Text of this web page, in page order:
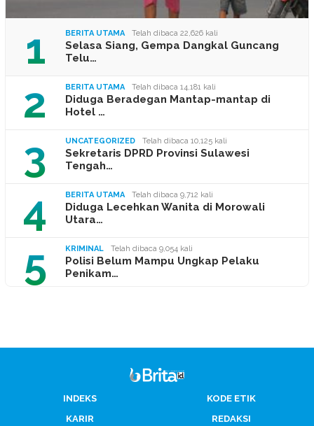
1 BERITA UTAMA Telah dibaca 22,626 kali
Selasa Siang, Gempa Dangkal Guncang
Telu…
2 BERITA UTAMA Telah dibaca 14,181 kali
Diduga Beradegan Mantap-mantap di
Hotel …
3 UNCATEGORIZED Telah dibaca 10,125 kali
Sekretaris DPRD Provinsi Sulawesi
Tengah…
4 BERITA UTAMA Telah dibaca 9,712 kali
Diduga Lecehkan Wanita di Morowali
Utara…
5 KRIMINAL Telah dibaca 9,054 kali
Polisi Belum Mampu Ungkap Pelaku
Penikam…
INDEKS
KODE ETIK
KARIR
REDAKSI